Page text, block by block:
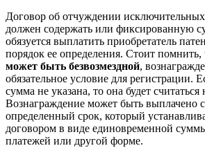
Договор об отчуждении исключительных
должен содержать или фиксированную
обязуется выплатить приобретатель
порядок ее определения. Стоит помнить,
может быть безвозмездной,
обязательное условие для регистрации.
сумма не указана, то она будет считаться
Вознаграждение может быть выплачено
определенный срок, который
договором в виде единовременной
платежей или другой форме.